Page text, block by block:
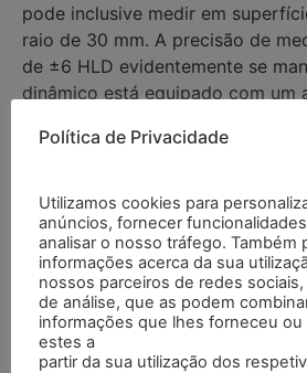
pode inclusive medir em
raio de 30 mm. A precisão de
de ±6 HLD evidentemente se
dinâmico está equipado com um
30 horas, tendo em conta que a
tempo disponível.
– Transferência de dados via
em breve)
– Tela grande LCD retroiluminada
Política de Privacidade
Utilizamos cookies para
anúncios, fornecer
analisar o nosso tráfego. Também
informações acerca da sua
nossos parceiros de redes
de análise, que as podem
informações que lhes forneceu
estes a
partir da sua utilização dos